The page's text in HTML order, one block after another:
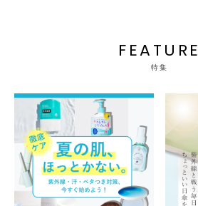
FEATURE
特集